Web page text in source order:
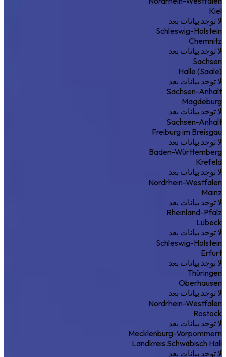
Kiel
لا توجد بيانات بعد
Schleswig-Holstein
Chemnitz
لا توجد بيانات بعد
Sachsen
Halle (Saale)
لا توجد بيانات بعد
Sachsen-Anhalt
Magdeburg
لا توجد بيانات بعد
Sachsen-Anhalt
Freiburg im Breisgau
لا توجد بيانات بعد
Baden-Württemberg
Krefeld
لا توجد بيانات بعد
Nordrhein-Westfalen
Mainz
لا توجد بيانات بعد
Rheinland-Pfalz
Lübeck
لا توجد بيانات بعد
Schleswig-Holstein
Erfurt
لا توجد بيانات بعد
Thüringen
Oberhausen
لا توجد بيانات بعد
Nordrhein-Westfalen
Rostock
لا توجد بيانات بعد
Mecklenburg-Vorpommern
Landkreis Schwäbisch Hall
لا توجد بيانات بعد